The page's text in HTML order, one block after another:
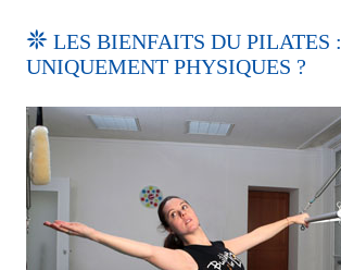
LES BIENFAITS DU PILATES :
UNIQUEMENT PHYSIQUES ?